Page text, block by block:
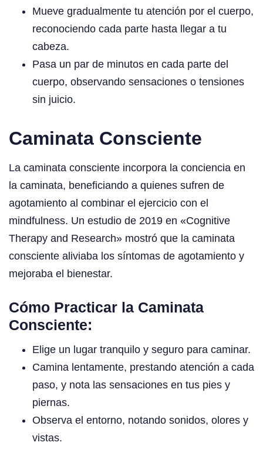
Mueve gradualmente tu atención por el cuerpo,
reconociendo cada parte hasta llegar a tu
cabeza.
Pasa un par de minutos en cada parte del
cuerpo, observando sensaciones o tensiones
sin juicio.
Caminata Consciente
La caminata consciente incorpora la conciencia en
la caminata, beneficiando a quienes sufren de
agotamiento al combinar el ejercicio con el
mindfulness. Un estudio de 2019 en «Cognitive
Therapy and Research» mostró que la caminata
consciente aliviaba los síntomas de agotamiento y
mejoraba el bienestar.
Cómo Practicar la Caminata
Consciente:
Elige un lugar tranquilo y seguro para caminar.
Camina lentamente, prestando atención a cada
paso, y nota las sensaciones en tus pies y
piernas.
Observa el entorno, notando sonidos, olores y
vistas.